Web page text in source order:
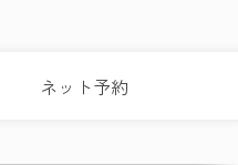
ネット予約